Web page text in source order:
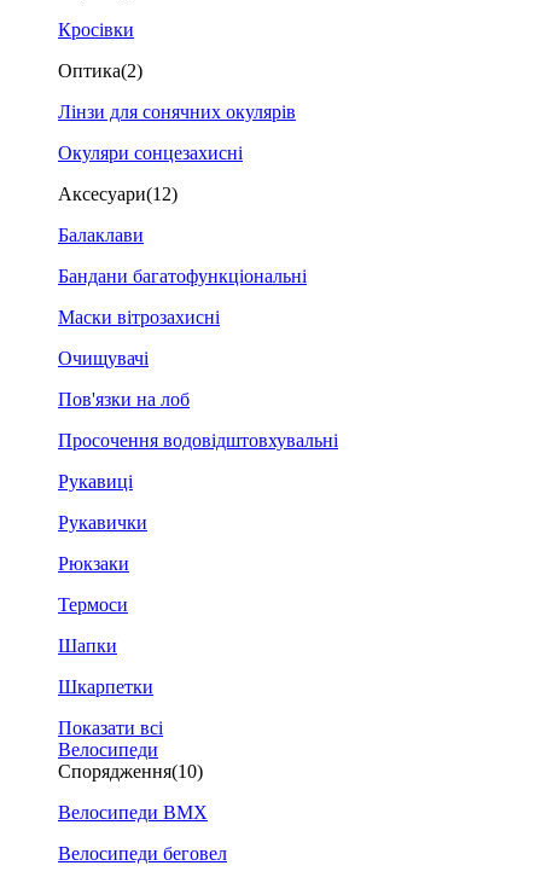
Кросівки
Оптика(2)
Лінзи для сонячних окулярів
Окуляри сонцезахисні
Аксесуари(12)
Балаклави
Бандани багатофункціональні
Маски вітрозахисні
Очищувачі
Пов'язки на лоб
Просочення водовідштовхувальні
Рукавиці
Рукавички
Рюкзаки
Термоси
Шапки
Шкарпетки
Показати всі
Велосипеди
Спорядження(10)
Велосипеди BMX
Велосипеди беговел